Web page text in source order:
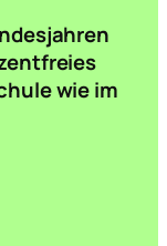
wie im